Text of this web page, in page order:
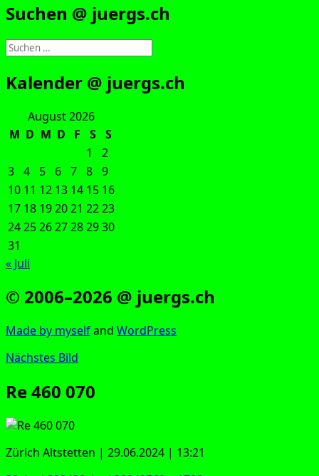
Suchen @ juergs.ch
Suchen
nach:
Kalender @ juergs.ch
August 2026
M D M D F S
S
1
2
3 4 5 6 7 8 9
10 11 12 13 14 15 16
17 18 192021 2223
24252627282930
31
« Juli
© 2006–2026 @ juergs.ch
Made by mys­elfand Word­Press
Nächstes Bild
Re 460 070
Zürich Alt­stet­ten | 29.06.2024 | 13:21